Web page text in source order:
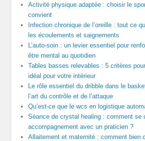
Activité physique adaptée : choisir le
convient
Infection chronique de l’oreille : tout ce
les écoulements et saignements
L’auto-soin : un levier essentiel pour
être mental au quotidien
Tables basses relevables : 5 critères
idéal pour votre intérieur
Le rôle essentiel du dribble dans le
l’art du contrôle et de l’attaque
Qu’est-ce que le wcs en logistique
Séance de crystal healing : comment se
accompagnement avec un praticien ?
Allaitement et maternité : comment bien